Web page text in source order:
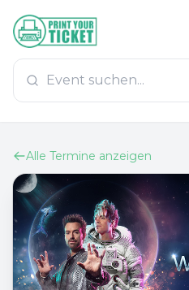
Zum Hauptinhalt
PrintYourTicket
Alle Termine anzeigen